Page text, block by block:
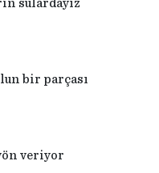
sulardayız
bir parçası
veriyor